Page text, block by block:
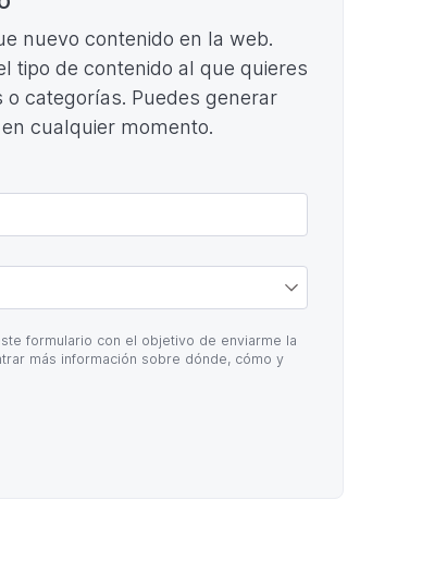
nuevo contenido en la web.
tipo de contenido al que quieres
categorías. Puedes generar
cualquier momento.
formulario con el objetivo de enviarme la
más información sobre dónde, cómo y